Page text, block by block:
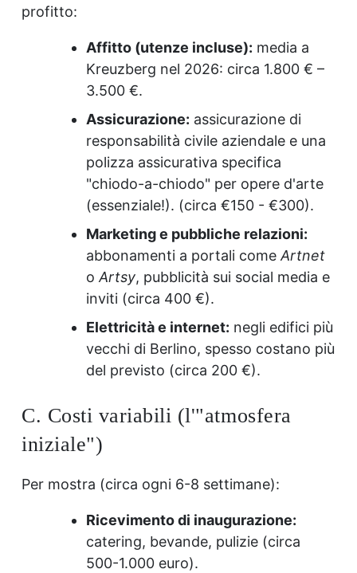
profitto:
Affitto (utenze incluse): media a
Kreuzberg nel 2026: circa 1.800 € –
3.500 €.
Assicurazione: assicurazione di
responsabilità civile aziendale e una
polizza assicurativa specifica
"chiodo-a-chiodo" per opere d'arte
(essenziale!). (circa €150 - €300).
Marketing e pubbliche relazioni:
abbonamenti a portali comeArtnet
oArtsy, pubblicità sui social media e
inviti (circa 400 €).
Elettricità e internet: negli edifici più
vecchi di Berlino, spesso costano più
del previsto (circa 200 €).
C. Costi variabili (l'"atmosfera
iniziale")
Per mostra (circa ogni 6-8 settimane):
Ricevimento di inaugurazione:
catering, bevande, pulizie (circa
500-1.000 euro).